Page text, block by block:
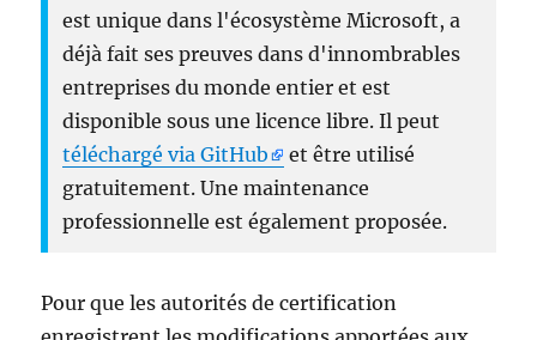
est unique dans l'écosystème Microsoft, a
déjà fait ses preuves dans d'innombrables
entreprises du monde entier et est
disponible sous une licence libre. Il peut
téléchargé via GitHub
et être utilisé
gratuitement. Une maintenance
professionnelle est également proposée.
Pour que les autorités de certification